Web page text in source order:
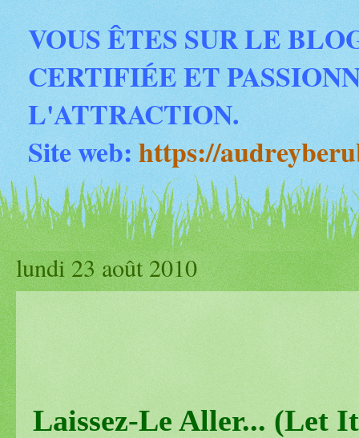
VOUS ÊTES SUR LE
CERTIFIÉE ET
L'ATTRACTION.
Site web:https://
lundi 23 août 2010
Laissez-Le Aller... (Let